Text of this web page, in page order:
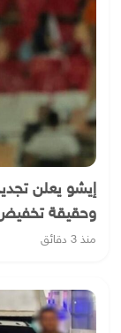
إيشو يعلن
وحقيقة
منذ 3 دقائق